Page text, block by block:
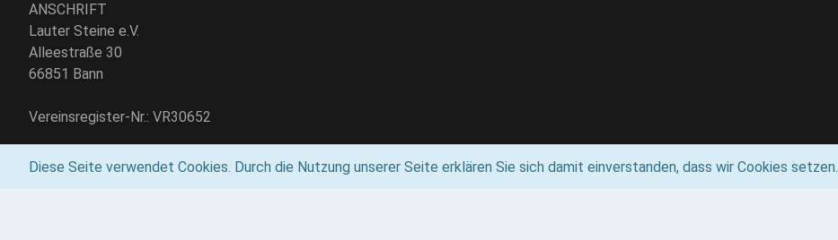
ANSCHRIFT
Lauter Steine e.V.
Alleestraße 30
66851 Bann
Vereinsregister-Nr.: VR30652
E-Mail:info@lautersteine.de
Diese Seite verwendet Cookies. Durch die Nutzung unserer Seite erklären Sie sich damit einverstanden, dass wir Cookies setzen.